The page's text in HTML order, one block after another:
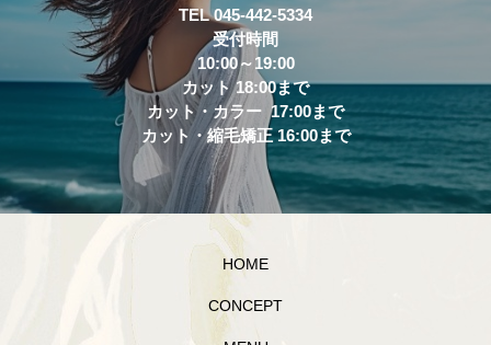
TEL 045-442-5334
受付時間
10:00～19:00
カット 18:00まで
カット・カラー 17:00まで
カット・縮毛矯正 16:00まで
HOME
CONCEPT